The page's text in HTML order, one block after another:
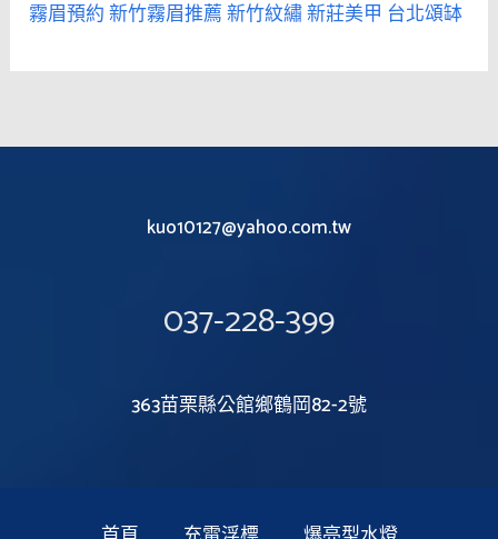
霧眉預約新竹霧眉推薦新竹紋繡新莊美甲 台北頌缽
kuo10127@yahoo.com.tw
037-228-399
363苗栗縣公館鄉鶴岡82-2號